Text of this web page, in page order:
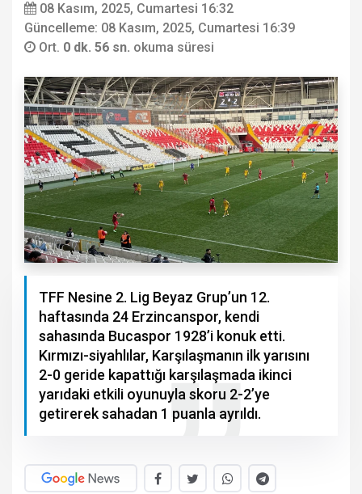
08 Kasım, 2025, Cumartesi 16:32
Güncelleme: 08 Kasım, 2025, Cumartesi 16:39
Ort. 0 dk. 56 sn. okuma süresi
TFF Nesine 2. Lig Beyaz Grup’un 12.
haftasında 24 Erzincanspor, kendi
sahasında Bucaspor 1928’i konuk etti.
Kırmızı-siyahlılar, Karşılaşmanın ilk yarısını
2-0 geride kapattığı karşılaşmada ikinci
yarıdaki etkili oyunuyla skoru 2-2’ye
getirerek sahadan 1 puanla ayrıldı.